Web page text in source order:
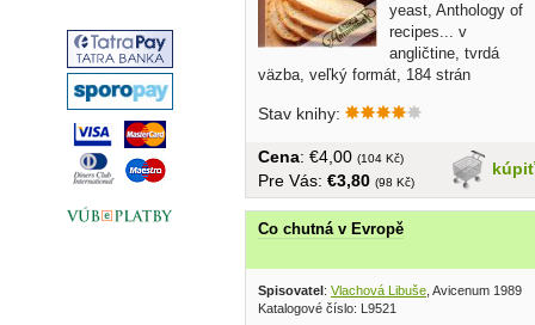
yeast, Anthology of
recipes... v
angličtine, tvrdá
väzba, veľký formát, 184 strán
Stav knihy:
kúpiť
Cena: €4,00 (104 Kč)
Pre Vás: €3,80 (98 Kč)
Co chutná v Evropě
Spisovatel: Vlachová Libuše , Avicenum 1989
Katalogové číslo: L9521